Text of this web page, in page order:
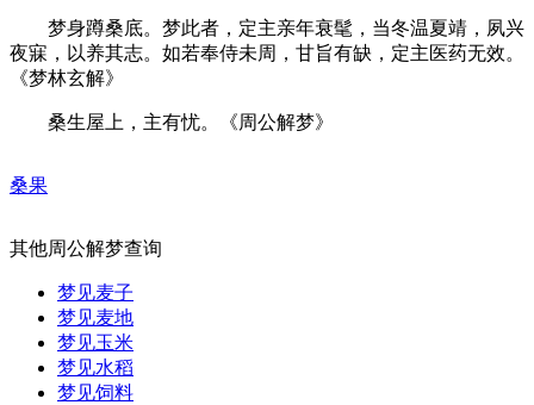
梦身蹲桑底。梦此者，定主亲年衰髦，当冬温夏靖，夙兴
夜寐，以养其志。如若奉侍未周，甘旨有缺，定主医药无效。
《梦林玄解》
桑生屋上，主有忧。《周公解梦》
桑果
其他周公解梦查询
梦见麦子
梦见麦地
梦见玉米
梦见水稻
梦见饲料